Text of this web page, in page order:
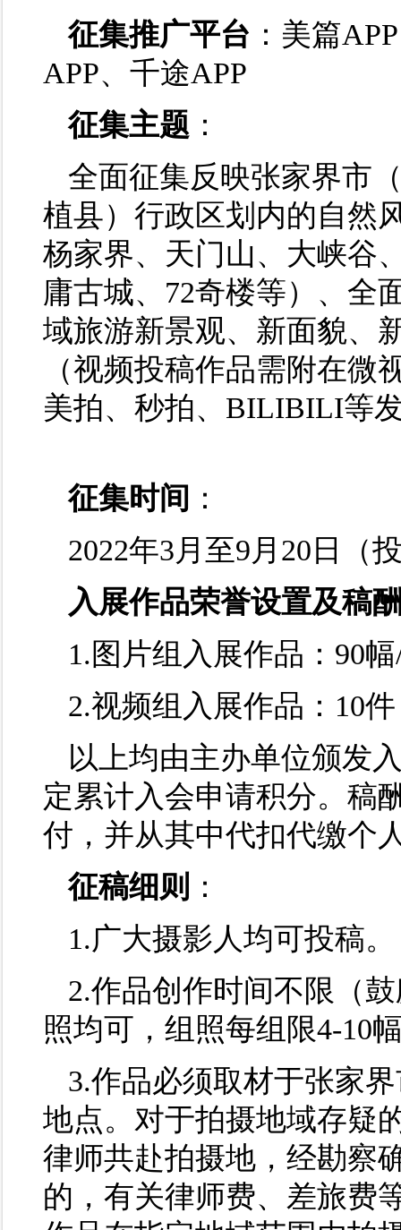
征集推广平台 ：美篇
APP、千途APP
征集主题 ：
全面征集反映张家界市
植县）行政区划内的自然
杨家界、天门山、大峡谷
庸古城、72奇楼等）、全
域旅游新景观、新面貌、
（视频投稿作品需附在
美拍、秒拍、BILIBILI等
征集时间 ：
2022年3月至9月20日（
入展作品荣誉设置及稿
1.图片组入展作品：90
2.视频组入展作品：10
以上均由主办单位颁发
定累计入会申请积分。稿
付，并从其中代扣代缴个
征稿细则 ：
1.广大摄影人均可投稿。
2.作品创作时间不限（
照均可，组照每组限4-10
3.作品必须取材于张家
地点。对于拍摄地域存疑
律师共赴拍摄地，经勘察
的，有关律师费、差旅费